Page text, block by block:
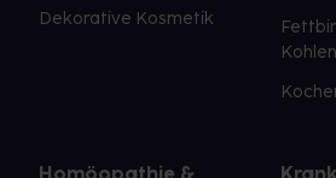
Dekorative Kosmetik